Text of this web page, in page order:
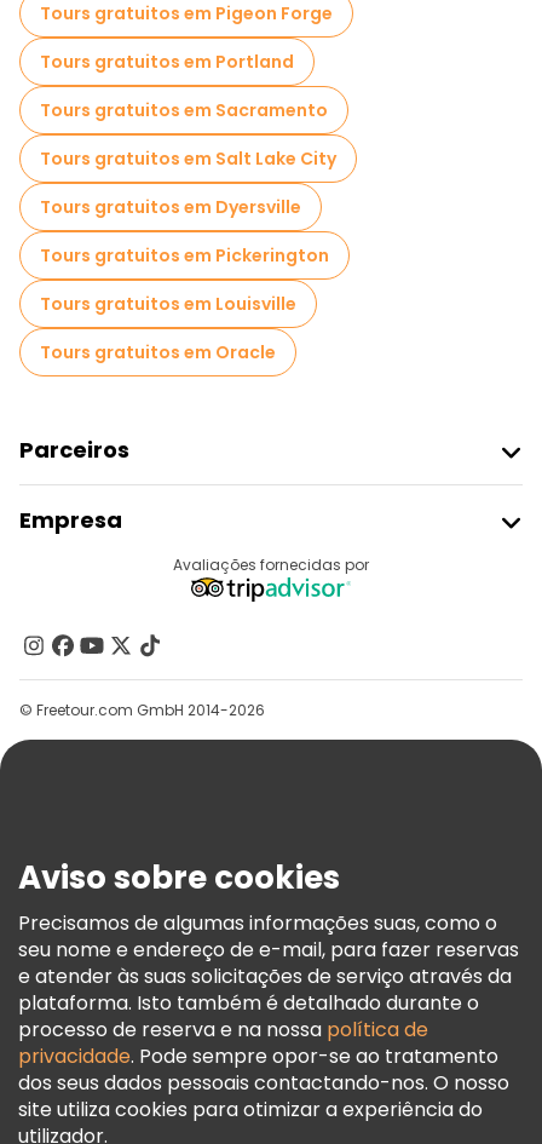
Tours gratuitos em Pigeon Forge
Tours gratuitos em Portland
Tours gratuitos em Sacramento
Tours gratuitos em Salt Lake City
Tours gratuitos em Dyersville
Tours gratuitos em Pickerington
Tours gratuitos em Louisville
Tours gratuitos em Oracle
Parceiros
Registo Do Fornecedor
Programa De Afiliados
Empresa
Contacte-Nos
Grupos
Ajuda
Termos E Informações Legais
Política De Cookies
Freetour Prémios
Programa De Fidelidade
Avaliações fornecidas por
© Freetour.com GmbH 2014-2026
Aviso sobre cookies
Precisamos de algumas informações suas, como o
seu nome e endereço de e-mail, para fazer reservas
e atender às suas solicitações de serviço através da
plataforma. Isto também é detalhado durante o
processo de reserva e na nossa política de
privacidade. Pode sempre opor-se ao tratamento
dos seus dados pessoais contactando-nos. O nosso
site utiliza cookies para otimizar a experiência do
utilizador.